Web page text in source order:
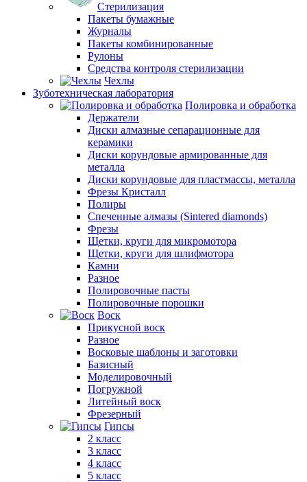
Стерилизация
Пакеты бумажные
Журналы
Пакеты комбинированные
Рулоны
Средства контроля стерилизации
Чехлы
Зуботехническая лаборатория
Полировка и обработка
Держатели
Диски алмазные сепарационные для
керамики
Диски корундовые армированные для
металла
Диски корундовые для пластмассы, металла
Фрезы Кристалл
Полиры
Спеченные алмазы (Sintered diamonds)
Фрезы
Щетки, круги для микромотора
Щетки, круги для шлифмотора
Камни
Разное
Полировочные пасты
Полировочные порошки
Воск
Прикусной воск
Разное
Восковые шаблоны и заготовки
Базисный
Моделировочный
Погружной
Литейный воск
Фрезерный
Гипсы
2 класс
3 класс
4 класс
5 класс